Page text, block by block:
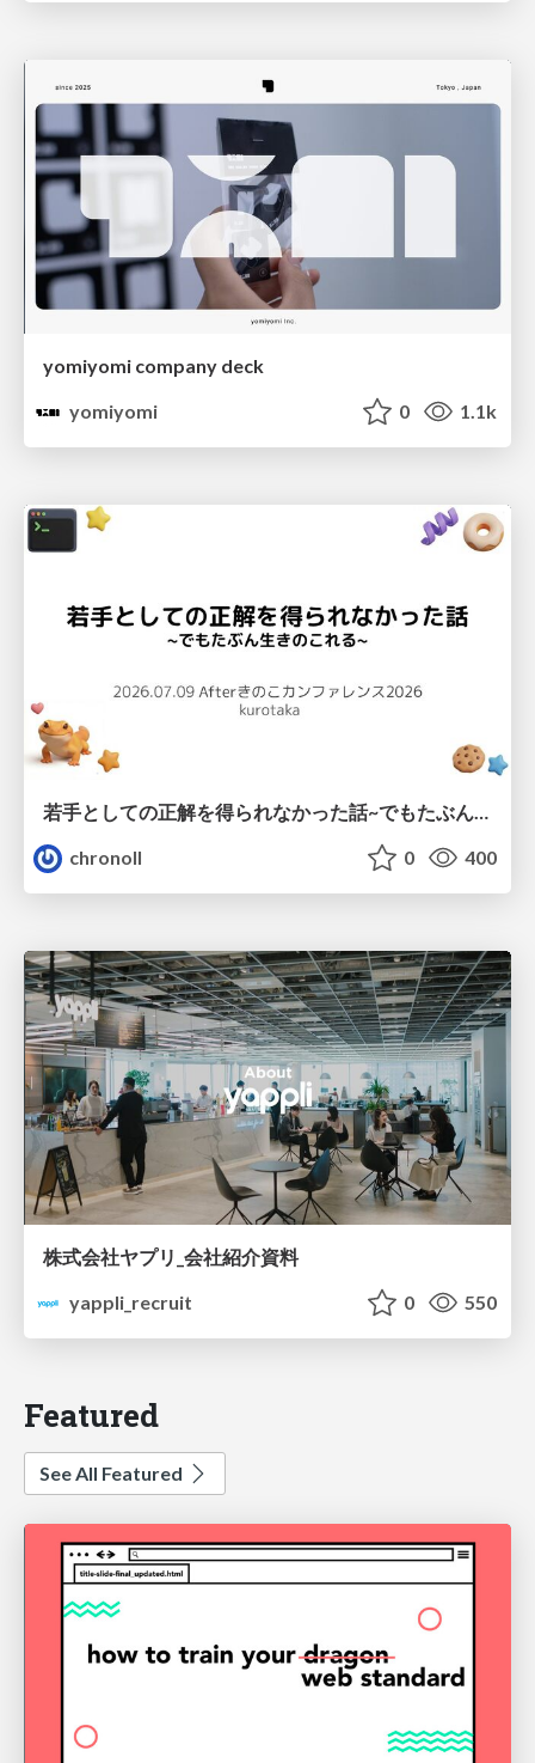
yomiyomi company deck
yomiyomi
0 1.1k
chronoll
0 400
株式会社ヤプリ_会社紹介資料
yappli_recruit
0 550
Featured
See All Featured